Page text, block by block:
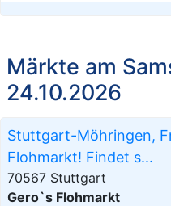
Märkte am
24.10.2026
Stuttgart-Möhringen,
Flohmarkt! Findet s...
70567 Stuttgart
Gero`s Flohmarkt